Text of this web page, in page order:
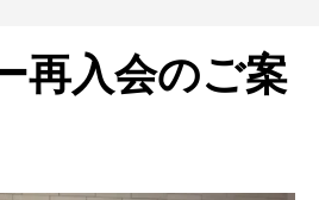
再入会のご案